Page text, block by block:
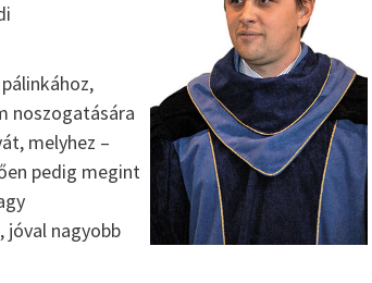
noszogatására
melyhez –
pedig megint
nagyobb
{jb_purplebox}Szilvából nyert pálinkák illatösszetevőit
tekintve egyszerű szerkezetűek, ugyanakkor
fajsúlyosak, férfiasak, szépen kiegyensúlyozott
gyümölcsös édességgel és hársfavirág-jelleggel, szép
és lágy vaníliás, fahéjas fűszerességgel. Illatalkotóiban
a csokoládés,...